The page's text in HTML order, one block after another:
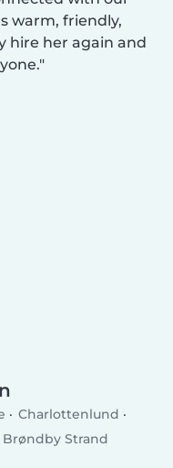
warm, friendly,
hire her again and
Charlottenlund
Brøndby Strand